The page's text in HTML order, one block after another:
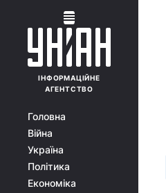
ІНФОРМАЦІЙНЕ
АГЕНТСТВО
Головна
Війна
Україна
Політика
Економіка